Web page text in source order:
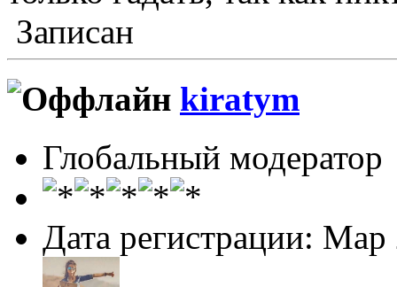
Записан
kiratym
Глобальный модератор
Дата регистрации: Мар